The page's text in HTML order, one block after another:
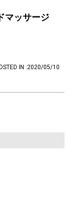
マッサージ
IN :2020/05/10